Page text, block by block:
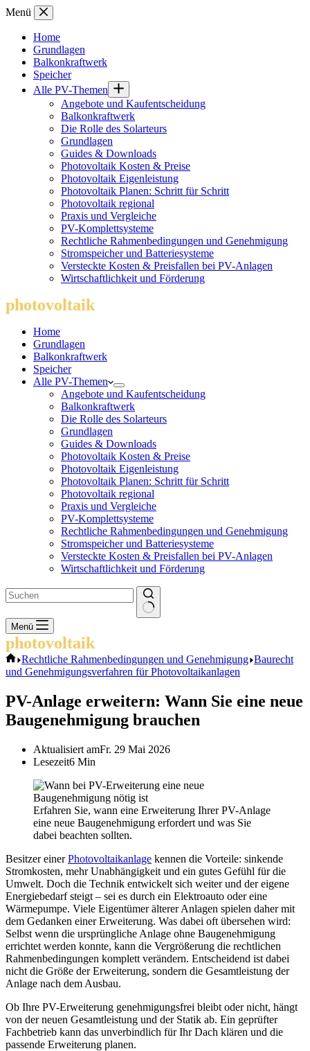
Zum
springen
Menü
Home
Grundlagen
Balkonkraftwerk
Speicher
Alle PV-Themen
Angebote und Kaufentscheidung
Balkonkraftwerk
Die Rolle des Solarteurs
Grundlagen
Guides & Downloads
Photovoltaik Kosten & Preise
Photovoltaik Eigenleistung
Photovoltaik Planen: Schritt für Schritt
Photovoltaik regional
Praxis und Vergleiche
PV-Komplettsysteme
Rechtliche Rahmenbedingungen und Genehmigung
Stromspeicher und Batteriesysteme
Versteckte Kosten & Preisfallen bei PV-Anlagen
Wirtschaftlichkeit und Förderung
photovoltaik
Home
Grundlagen
Balkonkraftwerk
Speicher
Alle PV-Themen
Angebote und Kaufentscheidung
Balkonkraftwerk
Die Rolle des Solarteurs
Grundlagen
Guides & Downloads
Photovoltaik Kosten & Preise
Photovoltaik Eigenleistung
Photovoltaik Planen: Schritt für Schritt
Photovoltaik regional
Praxis und Vergleiche
PV-Komplettsysteme
Rechtliche Rahmenbedingungen und Genehmigung
Stromspeicher und Batteriesysteme
Versteckte Kosten & Preisfallen bei PV-Anlagen
Wirtschaftlichkeit und Förderung
Keine
Ergebnisse
Menü
photovoltaik
Start
Rechtliche Rahmenbedingungen und Genehmigung Baurecht
und Genehmigungsverfahren für Photovoltaikanlagen
PV-Anlage erweitern: Wann Sie eine neue
Baugenehmigung brauchen
Aktualisiert amFr. 29 Mai 2026
Lesezeit6 Min
Erfahren Sie, wann eine Erweiterung Ihrer PV-Anlage
eine neue Baugenehmigung erfordert und was Sie
dabei beachten sollten.
Besitzer einerPhotovoltaikanlage kennen die Vorteile: sinkende
Stromkosten, mehr Unabhängigkeit und ein gutes Gefühl für die
Umwelt. Doch die Technik entwickelt sich weiter und der eigene
Energiebedarf steigt – sei es durch ein Elektroauto oder eine
Wärmepumpe. Viele Eigentümer älterer Anlagen spielen daher mit
dem Gedanken einer Erweiterung. Was dabei oft übersehen wird:
Selbst wenn die ursprüngliche Anlage ohne Baugenehmigung
errichtet werden konnte, kann die Vergrößerung die rechtlichen
Rahmenbedingungen komplett verändern. Entscheidend ist dabei
nicht die Größe der Erweiterung, sondern die Gesamtleistung der
Anlage nach dem Ausbau.
Ob Ihre PV-Erweiterung genehmigungsfrei bleibt oder nicht, hängt
von der neuen Gesamtleistung und der Statik ab. Ein geprüfter
Fachbetrieb kann das unverbindlich für Ihr Dach klären und die
passende Erweiterung planen.